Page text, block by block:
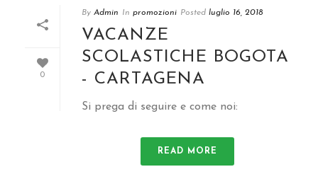
0
By Admin In promozioni Posted luglio 16, 2018
VACANZE
SCOLASTICHE BOGOTA
- CARTAGENA
Si prega di seguire e come noi:
READ MORE